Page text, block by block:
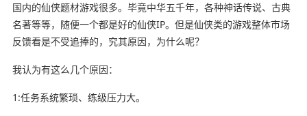
国内的仙侠题材游戏很多。毕竟中华五千年，各种神话传说、古典
名著等等，随便一个都是好的仙侠IP。但是仙侠类的游戏整体市场
反馈看是不受追捧的，究其原因，为什么呢？
我认为有这么几个原因：
1:任务系统繁琐、练级压力大。